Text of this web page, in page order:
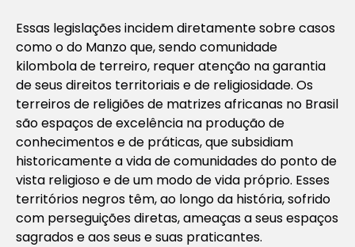
Essas legislações incidem diretamente sobre casos
como o do Manzo que, sendo comunidade
kilombola de terreiro, requer atenção na garantia
de seus direitos territoriais e de religiosidade. Os
terreiros de religiões de matrizes africanas no Brasil
são espaços de excelência na produção de
conhecimentos e de práticas, que subsidiam
historicamente a vida de comunidades do ponto de
vista religioso e de um modo de vida próprio. Esses
territórios negros têm, ao longo da história, sofrido
com perseguições diretas, ameaças a seus espaços
sagrados e aos seus e suas praticantes.